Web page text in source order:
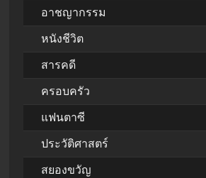
อาชญากรรม
หนังชีวิต
สารคดี
ครอบครัว
แฟนตาซี
ประวัติศาสตร์
สยองขวัญ